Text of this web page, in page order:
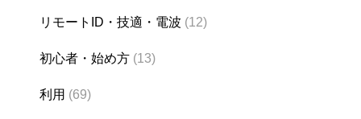
リモートID・技適・電波 (12)
初心者・始め方 (13)
利用 (69)